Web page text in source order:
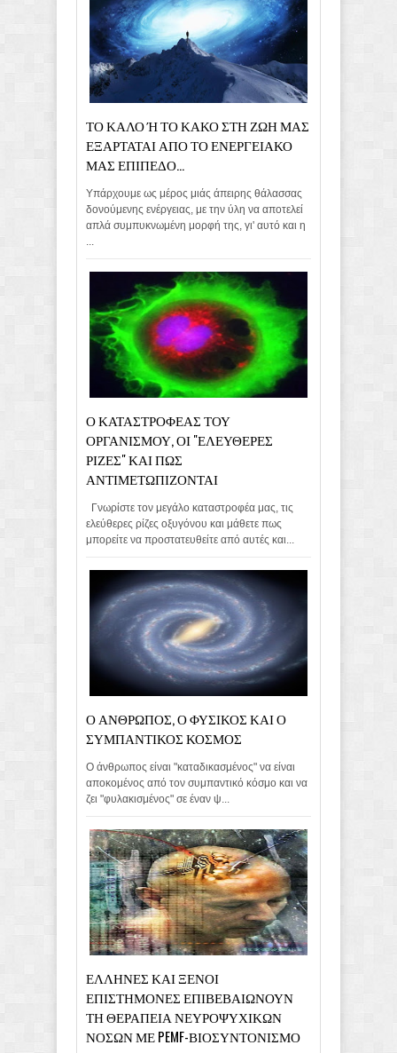
ΤΟ ΚΑΛΟ Ή ΤΟ ΚΑΚΟ ΣΤΗ ΖΩΗ ΜΑΣ
ΕΞΑΡΤΑΤΑΙ ΑΠΟ ΤΟ ΕΝΕΡΓΕΙΑΚΟ
ΜΑΣ ΕΠΙΠΕΔΟ...
Υπάρχουμε ως μέρος μιάς άπειρης θάλασσας
δονούμενης ενέργειας, με την ύλη να αποτελεί
απλά συμπυκνωμένη μορφή της, γι' αυτό και η
...
Ο ΚΑΤΑΣΤΡΟΦΕΑΣ ΤΟΥ
ΟΡΓΑΝΙΣΜΟΥ, ΟΙ "ΕΛΕΥΘΕΡΕΣ
ΡΙΖΕΣ" ΚΑΙ ΠΩΣ
ΑΝΤΙΜΕΤΩΠΙΖΟΝΤΑΙ
Γνωρίστε τον μεγάλο καταστροφέα μας, τις
ελεύθερες ρίζες οξυγόνου και μάθετε πως
μπορείτε να προστατευθείτε από αυτές και...
Ο ΑΝΘΡΩΠΟΣ, Ο ΦΥΣΙΚΟΣ ΚΑΙ Ο
ΣΥΜΠΑΝΤΙΚΟΣ ΚΟΣΜΟΣ
Ο άνθρωπος είναι "καταδικασμένος" να είναι
αποκομένος από τον συμπαντικό κόσμο και να
ζει "φυλακισμένος" σε έναν ψ...
ΕΛΛΗΝΕΣ ΚΑΙ ΞΕΝΟΙ
ΕΠΙΣΤΗΜΟΝΕΣ ΕΠΙΒΕΒΑΙΩΝΟΥΝ
ΤΗ ΘΕΡΑΠΕΙΑ ΝΕΥΡΟΨΥΧΙΚΩΝ
ΝΟΣΩΝ ΜΕ PEMF-ΒΙΟΣΥΝΤΟΝΙΣΜΟ